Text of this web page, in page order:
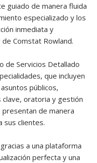
guiado de manera fluida
especializado y los
inmediata y
Comstat Rowland.
de Servicios Detallado
que incluyen
públicos,
clave, oratoria y gestión
de manera
sus clientes.
a una plataforma
perfecta y una